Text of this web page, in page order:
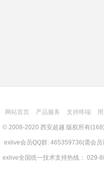
网站首页 产品服务 支持终端
© 2008-2020 西安超越 版权所有
exlive会员QQ群: 465359736(需
exlive全国统一技术支持热线： 029-